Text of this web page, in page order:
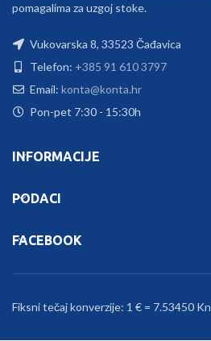
pomagalima za uzgoj stoke.
Vukovarska 8, 33523 Čađavica
Telefon: +385 91 610 3797
Email: konta@konta.hr
Pon-pet 7:30 - 15:30h
INFORMACIJE
PODACI
FACEBOOK
Fiksni tečaj konverzije: 1 € = 7.53450 Kn